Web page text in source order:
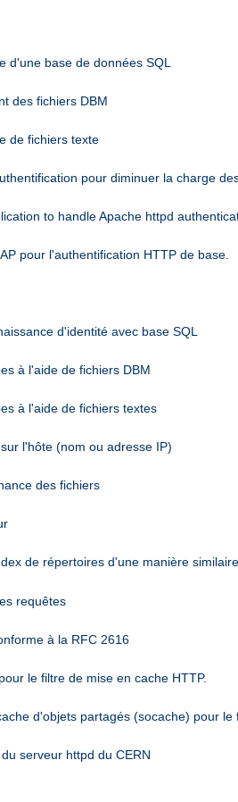
d'une base de données SQL
des fichiers DBM
de fichiers texte
pour diminuer la charge
to handle Apache httpd
pour l'authentification HTTP de base.
d'identité avec base SQL
à l'aide de fichiers DBM
à l'aide de fichiers textes
l'hôte (nom ou adresse IP)
des fichiers
de répertoires d'une manière
requêtes
à la RFC 2616
le filtre de mise en cache HTTP.
d'objets partagés (socache) pour le
serveur httpd du CERN